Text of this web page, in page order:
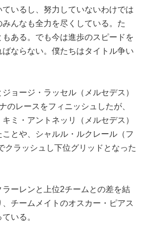
ているし、努力していないわけでは
んなも全力を尽くしている。た
ある。でも今は進歩のスピードを
ばならない。僕たちはタイトル争い
ョージ・ラッセル（メルセデス）
のレースをフィニッシュしたが、
ミ・アントネッリ（メルセデス）
とや、シャルル・ルクレール（フ
クラッシュし下位グリッドとなった
ーレンと上位2チームとの差を結
チームメイトのオスカー・ピアス
いる。